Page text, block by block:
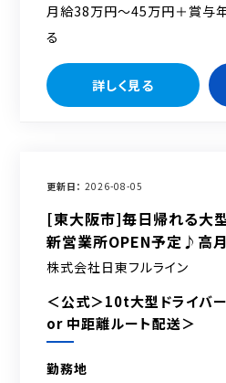
月給38万円～45万円＋賞与
る
詳しく見る
更新日 2026-08-05
[東大阪市]毎日帰れる大
新営業所OPEN予定♪
株式会社日東フルライン
＜公式＞10t大型ドライバ
or 中距離ルート配送＞
勤務地